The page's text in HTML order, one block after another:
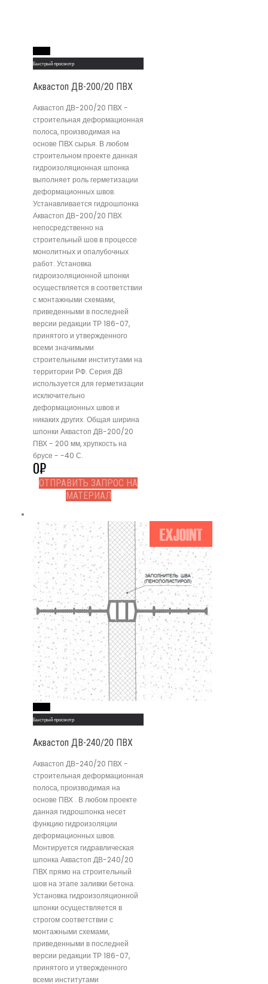
Быстрый просмотр
Аквастоп ДВ-200/20 ПВХ
Аквастоп ДВ-200/20 ПВХ -
строительная деформационная
полоса, производимая на
основе ПВХ сырья. В любом
строительном проекте данная
гидроизоляционная шпонка
выполняет роль герметизации
деформационных швов.
Устанавливается гидрошпонка
Аквастоп ДВ-200/20 ПВХ
непосредственно на
строительный шов в процессе
монолитных и опалубочных
работ. Установка
гидроизоляционной шпонки
осуществляется в соответствии
с монтажными схемами,
приведенными в последней
версии редакции ТР 186-07,
принятого и утвержденного
всеми значимыми
строительными институтами на
территории РФ. Серия ДВ
используется для герметизации
исключительно
деформационных швов и
никаких других. Общая ширина
шпонки Аквастоп ДВ-200/20
ПВХ - 200 мм, хрупкость на
брусе - -40 С.
0₽
ОТПРАВИТЬ ЗАПРОС НА
МАТЕРИАЛ
Быстрый просмотр
Аквастоп ДВ-240/20 ПВХ
Аквастоп ДВ-240/20 ПВХ -
строительная деформационная
полоса, производимая на
основе ПВХ . В любом проекте
данная гидрошпонка несет
функцию гидроизоляции
деформационных швов.
Монтируется гидравлическая
шпонка Аквастоп ДВ-240/20
ПВХ прямо на строительный
шов на этапе заливки бетона.
Установка гидроизоляционной
шпонки осуществляется в
строгом соответствии с
монтажными схемами,
приведенными в последней
версии редакции ТР 186-07,
принятого и утвержденного
всеми институтами